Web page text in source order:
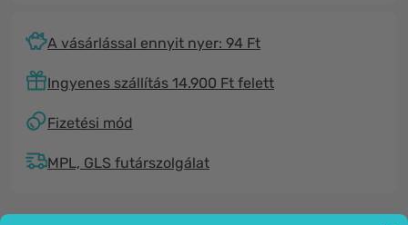
A vásárlással ennyit nyer: 94 Ft
Ingyenes szállítás 14.900 Ft felett
Fizetési mód
MPL, GLS futárszolgálat